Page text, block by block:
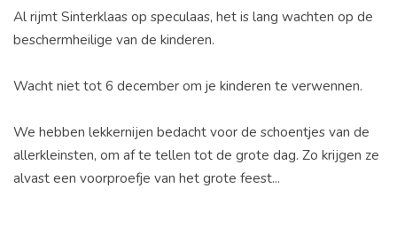
Al rijmt Sinterklaas op speculaas, het is lang wachten op de
beschermheilige van de kinderen.
Wacht niet tot 6 december om je kinderen te verwennen.
We hebben lekkernijen bedacht voor de schoentjes van de
allerkleinsten, om af te tellen tot de grote dag. Zo krijgen ze
alvast een voorproefje van het grote feest...